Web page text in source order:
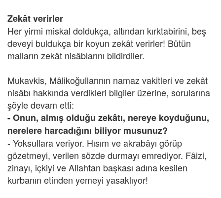
Zekât verirler
Her yirmi miskal doldukça, altından kırktabirini, beş
deveyi buldukça bir koyun zekât verirler! Bütün
malların zekât nisâblarını bildirdiler.
Mukavkis, Mâlikoğullarının namaz vakitleri ve zekât
nisâbı hakkında verdikleri bilgiler üzerine, sorularına
şöyle devam etti:
- Onun, almış olduğu zekâtı, nereye koyduğunu,
nerelere harcadığını biliyor musunuz?
- Yoksullara veriyor. Hısım ve akrabâyı görüp
gözetmeyi, verilen sözde durmayı emrediyor. Fâizi,
zinayı, içkiyi ve Allahtan başkası adına kesilen
kurbanın etinden yemeyi yasaklıyor!